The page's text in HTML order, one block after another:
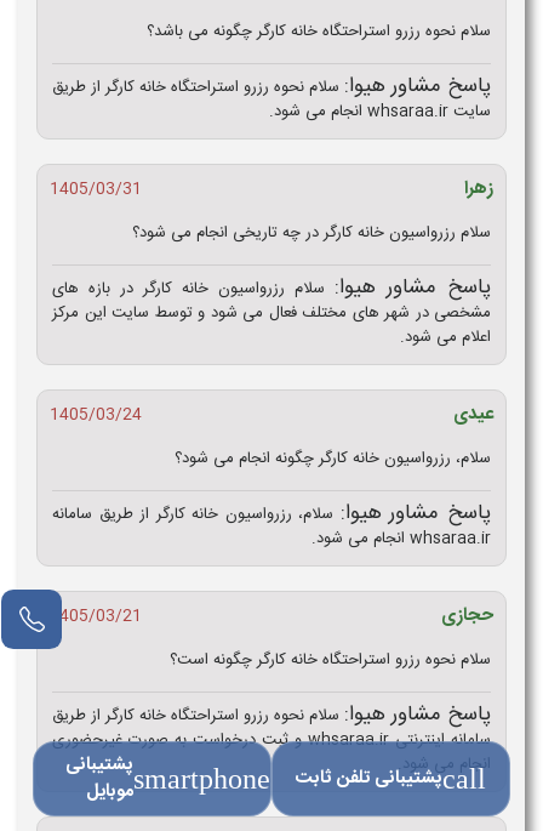
سلام نحوه رزرو استراحتگاه خانه کارگر چگونه می باشد؟
پاسخ مشاور هیوا: سلام نحوه رزرو استراحتگاه خانه کارگر از طریق
سایت whsaraa.ir انجام می شود.
زهرا
1405/03/31
سلام رزرواسیون خانه کارگر در چه تاریخی انجام می شود؟
پاسخ مشاور هیوا: سلام رزرواسیون خانه کارگر در بازه های
مشخصی در شهر های مختلف فعال می شود و توسط سایت این مرکز
اعلام می شود.
عیدی
1405/03/24
سلام، رزرواسیون خانه کارگر چگونه انجام می شود؟
پاسخ مشاور هیوا: سلام، رزرواسیون خانه کارگر از طریق سامانه
whsaraa.ir انجام می شود.
حجازی
1405/03/21
سلام نحوه رزرو استراحتگاه خانه کارگر چگونه است؟
پاسخ مشاور هیوا: سلام نحوه رزرو استراحتگاه خانه کارگر از طریق
سامانه اینترنتی whsaraa.ir و ثبت درخواست به صورت غیرحضوری
انجام می شود.
callپشتیبانی تلفن ثابت smartphoneپشتیبانی
موبایل